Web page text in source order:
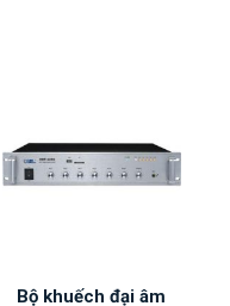
Bộ khuếch đại âm